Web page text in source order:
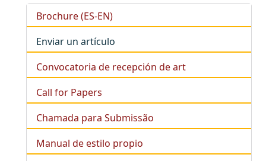
Brochure (ES-EN)
Enviar un artículo
Convocatoria de recepción de art
Call for Papers
Chamada para Submissão
Manual de estilo propio